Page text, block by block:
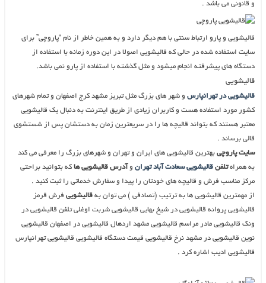
و قانونی می باشد .
قالیشویی و پارو ارتباط سنتی با هم دیگر دارد و به همین خاطر از نام “پاروچی” برای
سایت استفاده شده در حالی که قالیشویی اصولا در این دوره زمانه با استفاده از
دستگاه های پیشرفته انجام میشود و مثل گذشته با استفاده از پارو نمی باشد.
قالیشویی
قالیشویی در تهرانپارسو شهر های بزرگ مثل تبریز مشهد کرج اصفهان و تمام شهرهای
کشور مورد استفاده هست و کاربران زیادی از طریق اینترنت به دنبال یک قالیشویی
معتبر هستند که بتواند قالیچه ها را در سریعترین زمان به دستشان پس از شستشوی
قالی برساند .
سایت پاروچیبهترین قالیشویی های ایران و تهران و شهرهای بزرگ را معرفی می کند
به همراهتلفن قالیشویی سعادت آباد تهرانو آدرس قالیشویی هاکه بتوانید براحتی
مرکز مناسب فرش و قالیچه های خودتان را پیدا و سفارش خدماتی را ثبت کنید .
از مهمترین قالیشویی ها به ترتیب (تصادفی ) می توان به قالیشویی فرش قرمز
قالیشویی پروانه قالیشویی در شیخ بهایی قالیشویی شربت اوغلی تلفن قالیشویی در
ونک قالیشویی مادر مراسم قالیشویی مشهد اردهال قالیشویی در اصفهان قالیشویی
نوین قالیشویی در مشهد نرخ قالیشویی قیمت دستگاه قالیشویی قالیشویی تهرانپارس
قالیشویی ادیب اشاره کرد .